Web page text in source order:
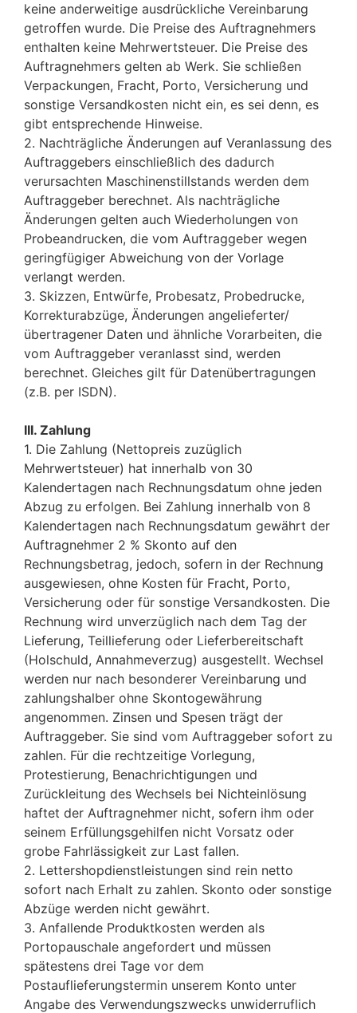
keine anderweitige ausdrückliche Vereinbarung
getroffen wurde. Die Preise des Auftragnehmers
enthalten keine Mehrwertsteuer. Die Preise des
Auftragnehmers gelten ab Werk. Sie schließen
Verpackungen, Fracht, Porto, Versicherung und
sonstige Versandkosten nicht ein, es sei denn, es
gibt entsprechende Hinweise.
2. Nachträgliche Änderungen auf Veranlassung des
Auftraggebers einschließlich des dadurch
verursachten Maschinenstillstands werden dem
Auftraggeber berechnet. Als nachträgliche
Änderungen gelten auch Wiederholungen von
Probeandrucken, die vom Auftraggeber wegen
geringfügiger Abweichung von der Vorlage
verlangt werden.
3. Skizzen, Entwürfe, Probesatz, Probedrucke,
Korrekturabzüge, Änderungen angelieferter/
übertragener Daten und ähnliche Vorarbeiten, die
vom Auftraggeber veranlasst sind, werden
berechnet. Gleiches gilt für Datenübertragungen
(z.B. per ISDN).
III. Zahlung
1. Die Zahlung (Nettopreis zuzüglich
Mehrwertsteuer) hat innerhalb von 30
Kalendertagen nach Rechnungsdatum ohne jeden
Abzug zu erfolgen. Bei Zahlung innerhalb von 8
Kalendertagen nach Rechnungsdatum gewährt der
Auftragnehmer 2 % Skonto auf den
Rechnungsbetrag, jedoch, sofern in der Rechnung
ausgewiesen, ohne Kosten für Fracht, Porto,
Versicherung oder für sonstige Versandkosten. Die
Rechnung wird unverzüglich nach dem Tag der
Lieferung, Teillieferung oder Lieferbereitschaft
(Holschuld, Annahmeverzug) ausgestellt. Wechsel
werden nur nach besonderer Vereinbarung und
zahlungshalber ohne Skontogewährung
angenommen. Zinsen und Spesen trägt der
Auftraggeber. Sie sind vom Auftraggeber sofort zu
zahlen. Für die rechtzeitige Vorlegung,
Protestierung, Benachrichtigungen und
Zurückleitung des Wechsels bei Nichteinlösung
haftet der Auftragnehmer nicht, sofern ihm oder
seinem Erfüllungsgehilfen nicht Vorsatz oder
grobe Fahrlässigkeit zur Last fallen.
2. Lettershopdienstleistungen sind rein netto
sofort nach Erhalt zu zahlen. Skonto oder sonstige
Abzüge werden nicht gewährt.
3. Anfallende Produktkosten werden als
Portopauschale angefordert und müssen
spätestens drei Tage vor dem
Postauflieferungstermin unserem Konto unter
Angabe des Verwendungszwecks unwiderruflich